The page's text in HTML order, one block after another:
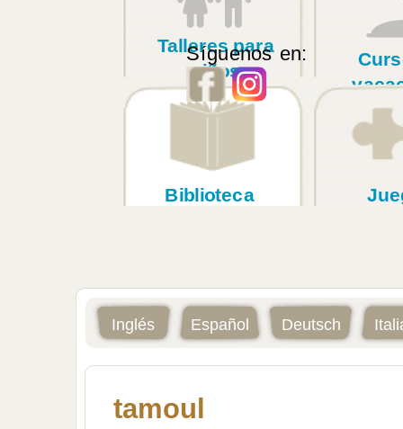
Síguenos en:
Talleres para
niños
Biblioteca
Inglés Español Deutsch
tamoul